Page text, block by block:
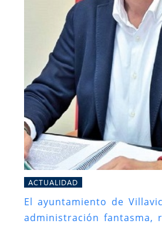
ACTUALIDAD
El ayuntamiento de
administración fantasma,